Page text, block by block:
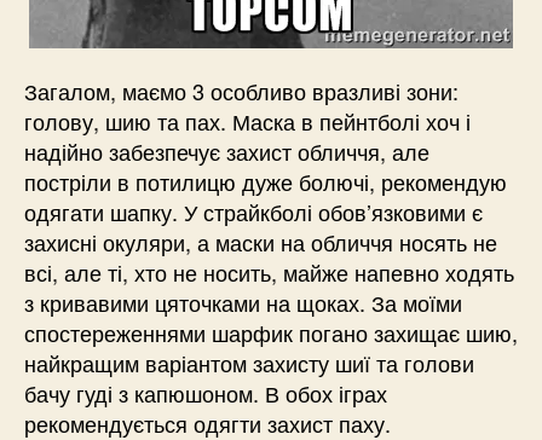
Загалом, маємо 3 особливо вразливі зони:
голову, шию та пах. Маска в пейнтболі хоч і
надійно забезпечує захист обличчя, але
постріли в потилицю дуже болючі, рекомендую
одягати шапку. У страйкболі обов’язковими є
захисні окуляри, а маски на обличчя носять не
всі, але ті, хто не носить, майже напевно ходять
з кривавими цяточками на щоках. За моїми
спостереженнями шарфик погано захищає шию,
найкращим варіантом захисту шиї та голови
бачу гуді з капюшоном. В обох іграх
рекомендується одягти захист паху.